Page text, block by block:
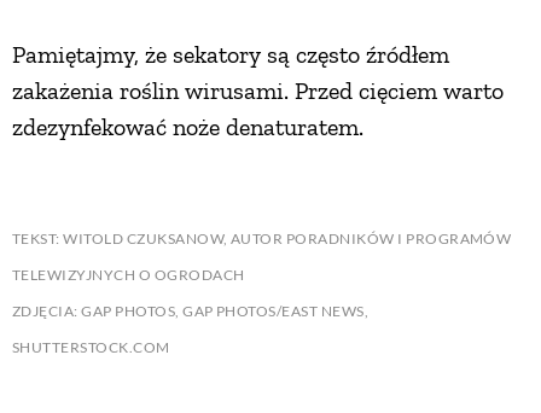
Pamiętajmy, że sekatory są często źródłem
zakażenia roślin wirusami. Przed cięciem warto
zdezynfekować noże denaturatem.
TEKST: WITOLD CZUKSANOW, AUTOR PORADNIKÓW I PROGRAMÓW
TELEWIZYJNYCH O OGRODACH
ZDJĘCIA: GAP PHOTOS, GAP PHOTOS/EAST NEWS,
SHUTTERSTOCK.COM